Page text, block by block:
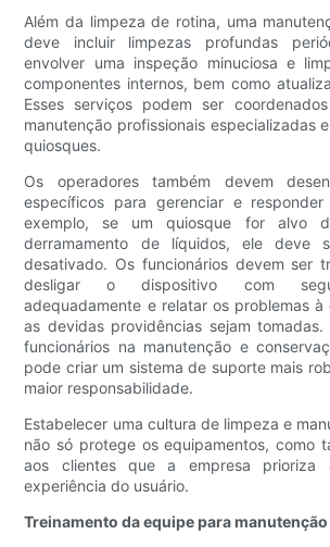
Além da limpeza de rotina, uma
deve incluir limpezas profundas
envolver uma inspeção minuciosa e
componentes internos, bem como
Esses serviços podem ser
manutenção profissionais especializadas
quiosques.
Os operadores também devem
específicos para gerenciar e
exemplo, se um quiosque for alvo
derramamento de líquidos, ele deve
desativado. Os funcionários devem ser
desligar o dispositivo com
adequadamente e relatar os problemas
as devidas providências sejam
funcionários na manutenção e
pode criar um sistema de suporte mais
maior responsabilidade.
Estabelecer uma cultura de limpeza e
não só protege os equipamentos, como
aos clientes que a empresa
experiência do usuário.
Treinamento da equipe para